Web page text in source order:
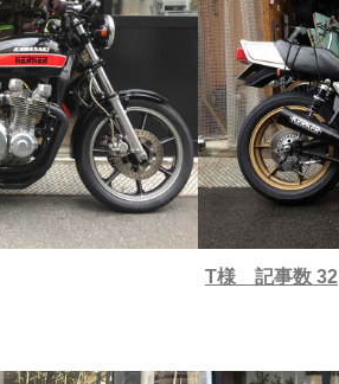
T様 記事数 32